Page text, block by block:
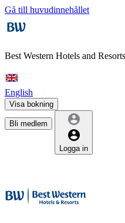
Gå till huvudinnehållet
Best Western Hotels and
English
Visa bokning
Bli medlem
Logga in